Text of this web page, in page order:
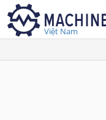
Việt Nam